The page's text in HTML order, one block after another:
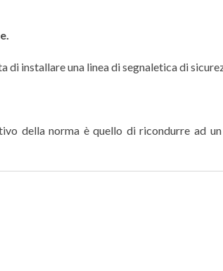
installare una linea di segnaletica di
della norma è quello di ricondurre ad